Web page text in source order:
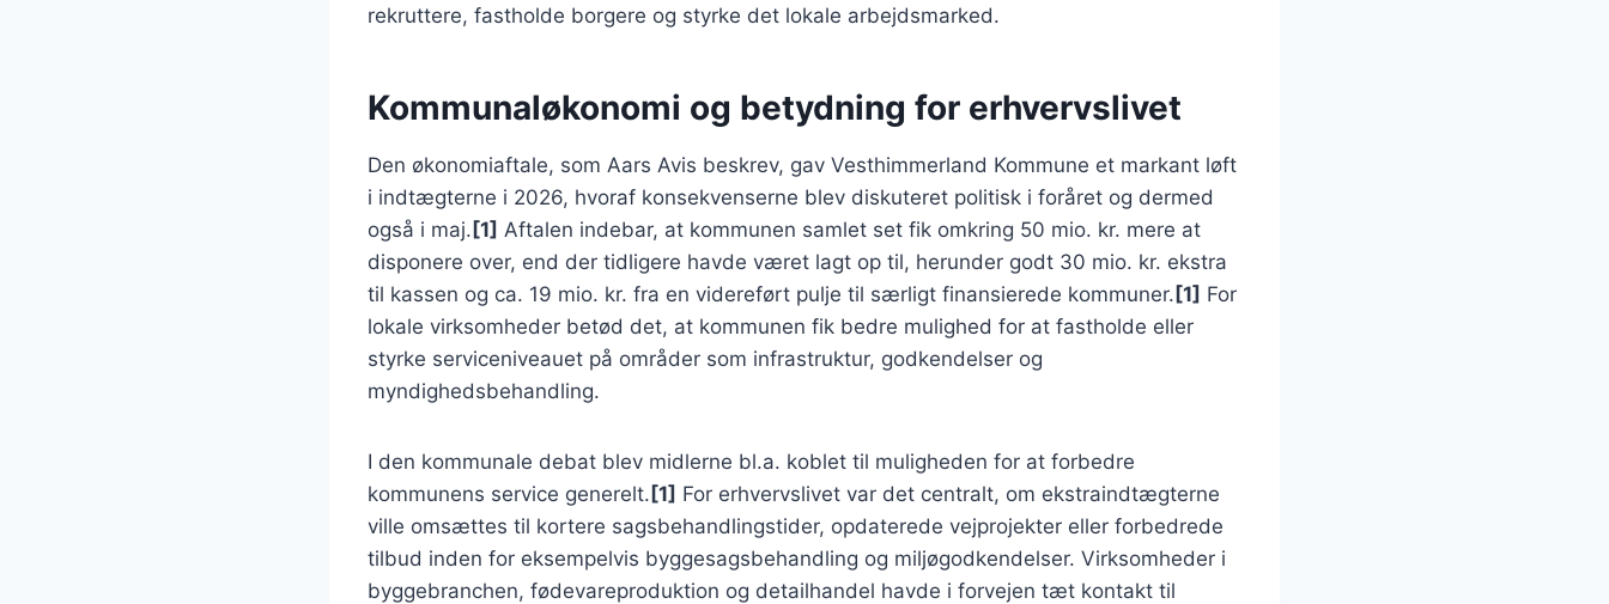
rekruttere, fastholde borgere og styrke det lokale arbejdsmarked.
Kommunaløkonomi og betydning for erhvervslivet
Den økonomiaftale, som Aars Avis beskrev, gav Vesthimmerland Kommune et markant løft
i indtægterne i 2026, hvoraf konsekvenserne blev diskuteret politisk i foråret og dermed
også i maj.[1] Aftalen indebar, at kommunen samlet set fik omkring 50 mio. kr. mere at
disponere over, end der tidligere havde været lagt op til, herunder godt 30 mio. kr. ekstra
til kassen og ca. 19 mio. kr. fra en videreført pulje til særligt finansierede kommuner.[1] For
lokale virksomheder betød det, at kommunen fik bedre mulighed for at fastholde eller
styrke serviceniveauet på områder som infrastruktur, godkendelser og
myndighedsbehandling.
I den kommunale debat blev midlerne bl.a. koblet til muligheden for at forbedre
kommunens service generelt.[1] For erhvervslivet var det centralt, om ekstraindtægterne
ville omsættes til kortere sagsbehandlingstider, opdaterede vejprojekter eller forbedrede
tilbud inden for eksempelvis byggesagsbehandling og miljøgodkendelser. Virksomheder i
byggebranchen, fødevareproduktion og detailhandel havde i forvejen tæt kontakt til